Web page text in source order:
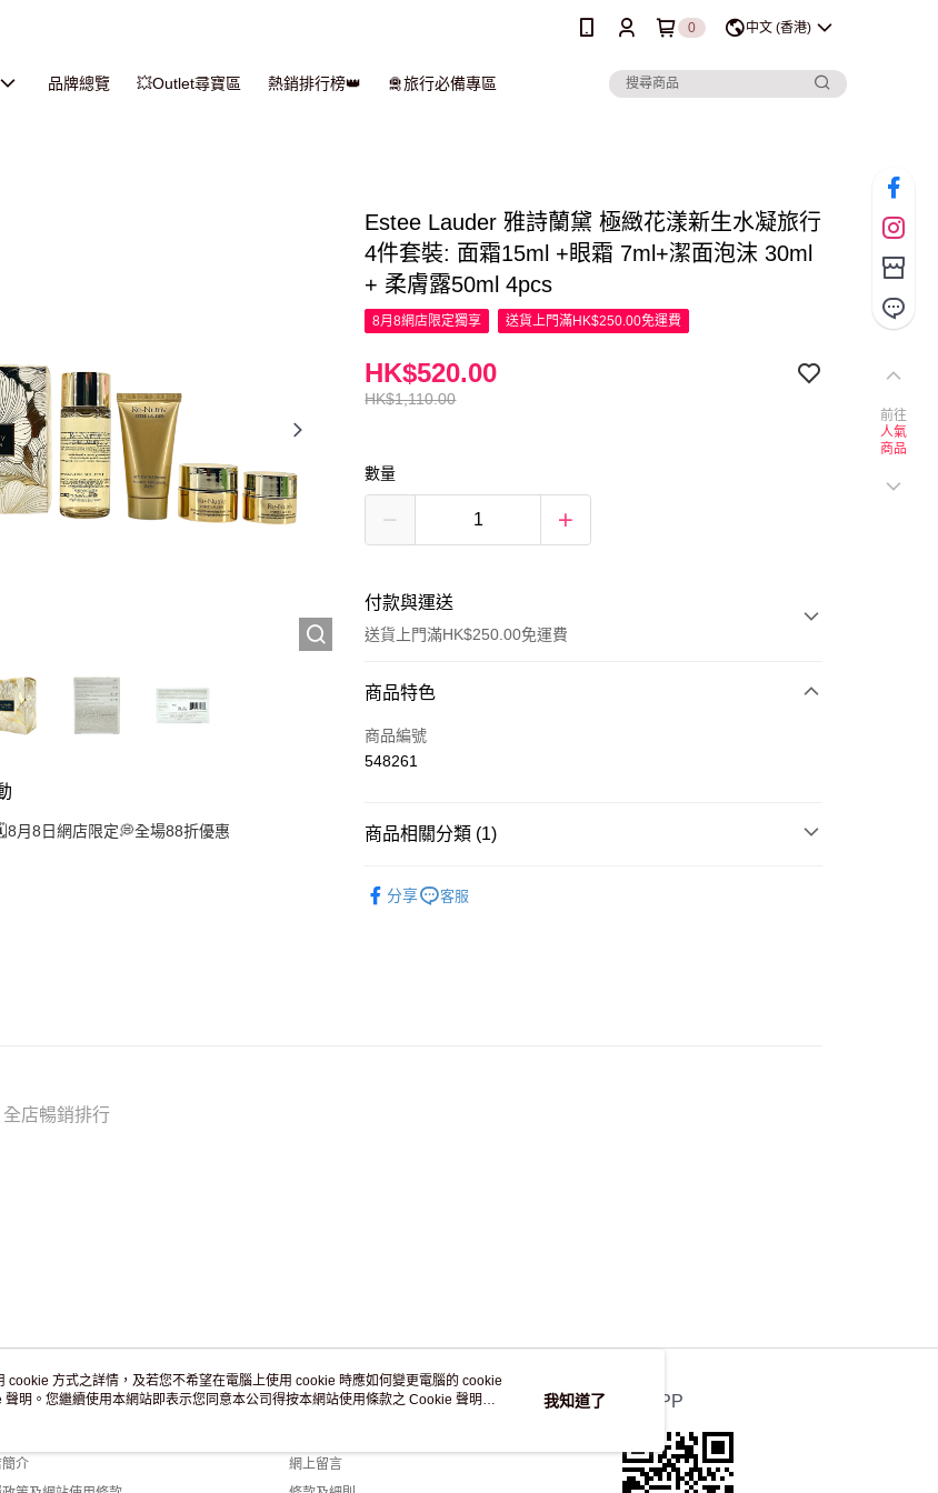
0 中文 (香港)
品牌總覽 💥Outlet尋寶區 熱銷排行榜👑 🛅旅行必備專區
月8日網店限定💭全場88折優惠
Estee Lauder 雅詩蘭黛 極緻花漾新生水凝旅行
4件套裝: 面霜15ml +眼霜 7ml+潔面泡沫 30ml
+ 柔膚露50ml 4pcs
8月8網店限定獨享 送貨上門滿HK$250.00免運費
HK$1,110.00
HK$520.00
數量
付款與運送
送貨上門滿HK$250.00免運費
付款方式
信用卡
商品特色
商品編號
548261
商品相關分類 (1)
分享
客服
全店暢銷排行
我們
介
客戶服務
網上留言
官方APP
前往
人氣
商品
cookie 方式之詳情，及若您不希望在電腦上使用 cookie 時應如何變更電腦的 cookie
聲明。您繼續使用本網站即表示您同意本公司得按本網站使用條款之 Cookie 聲明使
我知道了